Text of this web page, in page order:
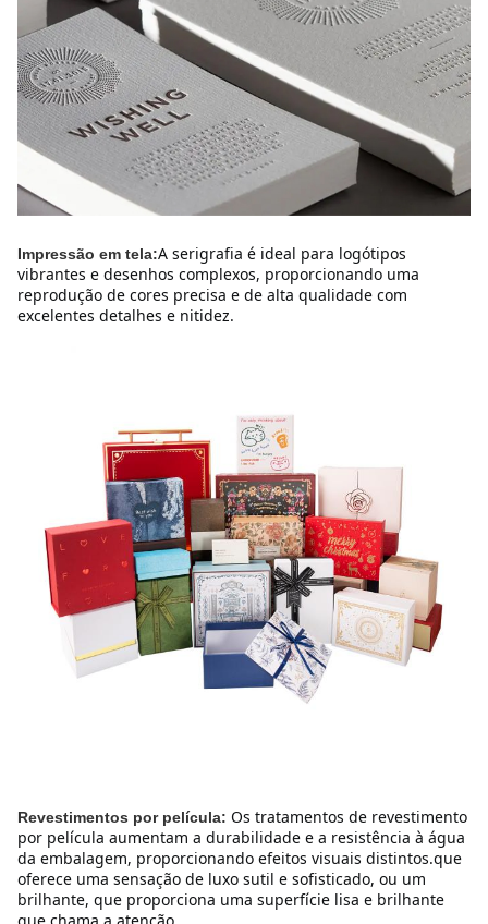
Impressão em tela:A serigrafia é ideal para logótipos
vibrantes e desenhos complexos, proporcionando uma
reprodução de cores precisa e de alta qualidade com
excelentes detalhes e nitidez.
Revestimentos por película: Os tratamentos de revestimento
por película aumentam a durabilidade e a resistência à água
da embalagem, proporcionando efeitos visuais distintos.que
oferece uma sensação de luxo sutil e sofisticado, ou um
brilhante, que proporciona uma superfície lisa e brilhante